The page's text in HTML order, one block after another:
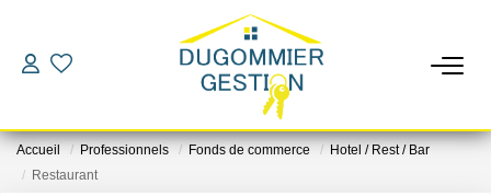
LOCATIONS
Accueil Professionnels Fonds de commerce
Hotel / Rest / Bar
Restaurant